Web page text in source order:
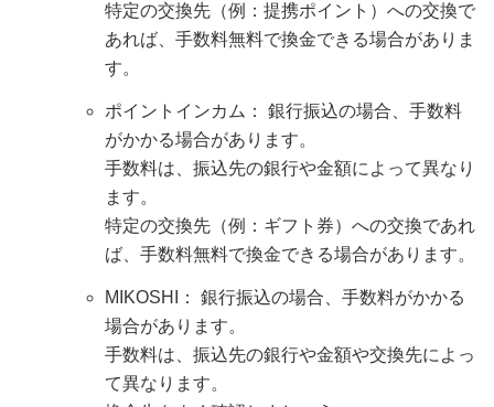
特定の交換先（例：提携ポイント）への交換で
あれば、手数料無料で換金できる場合がありま
す。
ポイントインカム： 銀行振込の場合、手数料
がかかる場合があります。
手数料は、振込先の銀行や金額によって異なり
ます。
特定の交換先（例：ギフト券）への交換であれ
ば、手数料無料で換金できる場合があります。
MIKOSHI： 銀行振込の場合、手数料がかかる
場合があります。
手数料は、振込先の銀行や金額や交換先によっ
て異なります。